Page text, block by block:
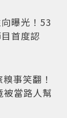
曝光！53
首度認
事笑翻！
被當路人幫